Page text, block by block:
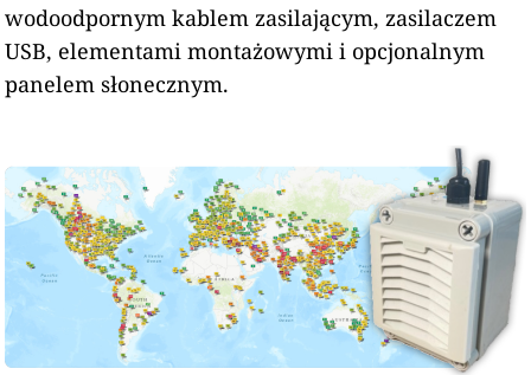
wodoodpornym kablem zasilającym, zasilaczem
USB, elementami montażowymi i opcjonalnym
panelem słonecznym.